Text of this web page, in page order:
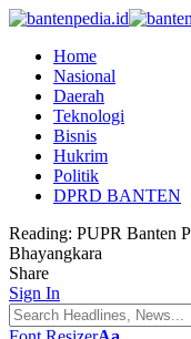
Home
Nasional
Daerah
Teknologi
Bisnis
Hukrim
Politik
DPRD BANTEN
Reading: PUPR Banten
Bhayangkara
Share
Sign In